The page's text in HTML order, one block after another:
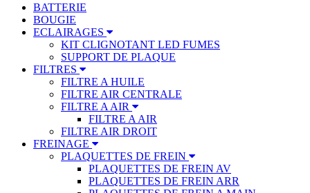
BATTERIE
BOUGIE
ECLAIRAGES
KIT CLIGNOTANT LED FUMES
SUPPORT DE PLAQUE
FILTRES
FILTRE A HUILE
FILTRE AIR CENTRALE
FILTRE A AIR
FILTRE A AIR
FILTRE AIR DROIT
FREINAGE
PLAQUETTES DE FREIN
PLAQUETTES DE FREIN AV
PLAQUETTES DE FREIN ARR